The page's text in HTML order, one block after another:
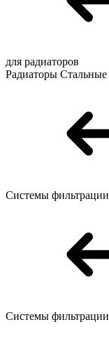
для радиаторов
Радиаторы Стальные
Системы фильтрации
Системы фильтрации